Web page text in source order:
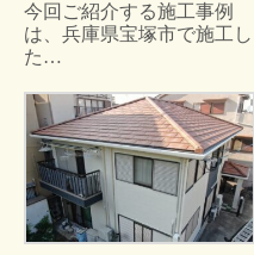
今回ご紹介する施工事例
は、兵庫県宝塚市で施工し
た…